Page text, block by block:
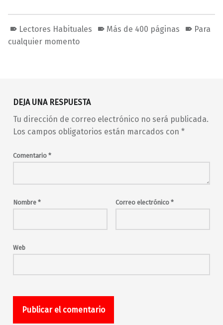
Lectores Habituales Más de 400 páginas
Para
cualquier momento
DEJA UNA RESPUESTA
Tu dirección de correo electrónico no será publicada.
Los campos obligatorios están marcados con *
Comentario *
Nombre * Correo electrónico *
Web